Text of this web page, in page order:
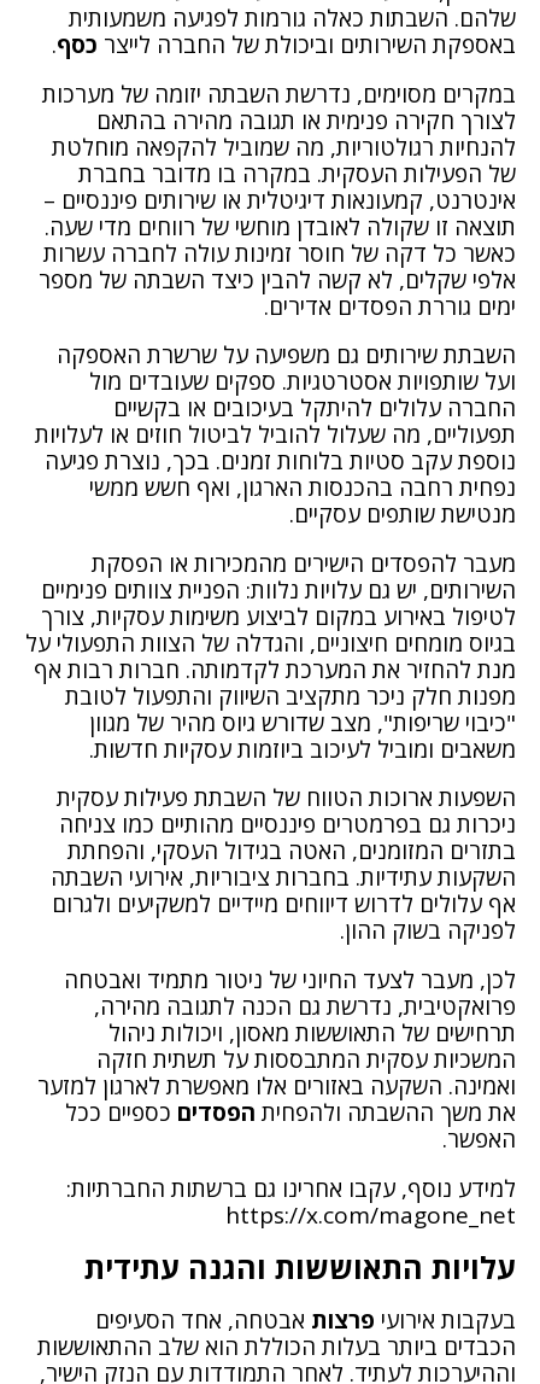
שלהם. השבתות כאלה גורמות לפגיעה משמעותית
באספקת השירותים וביכולת של החברה לייצר כסף.
במקרים מסוימים, נדרשת השבתה יזומה של מערכות
לצורך חקירה פנימית או תגובה מהירה בהתאם
להנחיות רגולטוריות, מה שמוביל להקפאה מוחלטת
של הפעילות העסקית. במקרה בו מדובר בחברת
אינטרנט, קמעונאות דיגיטלית או שירותים פיננסיים –
תוצאה זו שקולה לאובדן מוחשי של רווחים מדי שעה.
כאשר כל דקה של חוסר זמינות עולה לחברה עשרות
אלפי שקלים, לא קשה להבין כיצד השבתה של מספר
ימים גוררתהפסדים אדירים.
השבתת שירותים גם משפיעה על שרשרת האספקה
ועל שותפויות אסטרטגיות. ספקים שעובדים מול
החברה עלולים להיתקל בעיכובים או בקשיים
תפעוליים, מה שעלול להוביל לביטול חוזים או לעלויות
נוספת עקב סטיות בלוחות זמנים. בכך, נוצרת פגיעה
נפחית רחבה בהכנסות הארגון, ואף חשש ממשי
מנטישת שותפים עסקיים.
מעבר להפסדים הישירים מהמכירות או הפסקת
השירותים, יש גם עלויות נלוות: הפניית צוותים פנימיים
לטיפול באירוע במקום לביצוע משימות עסקיות, צורך
בגיוס מומחים חיצוניים, והגדלה של הצוות התפעולי על
מנת להחזיר את המערכת לקדמותה. חברות רבות אף
מפנות חלק ניכר מתקציב השיווק והתפעול לטובת
"כיבוי שריפות", מצב שדורש גיוס מהיר של מגוון
משאבים ומוביל לעיכוב ביוזמות עסקיות חדשות.
השפעות ארוכות הטווח של השבתת פעילות עסקית
ניכרות גם בפרמטרים פיננסיים מהותיים כמו צניחה
בתזרים המזומנים, האטה בגידול העסקי, והפחתת
השקעות עתידיות. בחברות ציבוריות, אירועי השבתה
אף עלולים לדרוש דיווחים מיידיים למשקיעים ולגרום
לפניקה בשוק ההון.
לכן, מעבר לצעד החיוני של ניטור מתמיד ואבטחה
פרואקטיבית, נדרשת גם הכנה לתגובה מהירה,
תרחישים של התאוששות מאסון, ויכולות ניהול
המשכיות עסקית המתבססות על תשתית חזקה
ואמינה. השקעה באזורים אלו מאפשרת לארגון למזער
את משך ההשבתה ולהפחיתהפסדים כספיים ככל
האפשר.
למידע נוסף, עקבו אחרינו גם ברשתות החברתיות:
https://x.com/magone_net
עלויות התאוששות והגנה עתידית
בעקבות אירועי פרצות אבטחה, אחד הסעיפים
הכבדים ביותר בעלות הכוללת הוא שלב ההתאוששות
וההיערכות לעתיד. לאחר התמודדות עם הנזק הישיר,